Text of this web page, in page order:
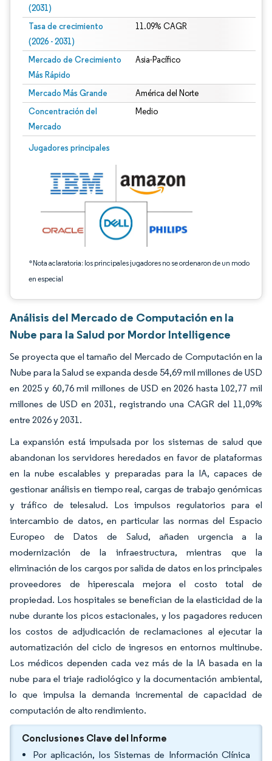
(2031)
Tasa de crecimiento
(2026 - 2031)
11.09% CAGR
Mercado de Crecimiento
Más Rápido
Asia-Pacífico
Mercado Más Grande América del Norte
Concentración del
Mercado
Medio
Jugadores principales
*Nota aclaratoria: los principales jugadores no se ordenaron de un modo
en especial
Imagen © Mordor Intelligence. El uso requiere atribución según CC BY 4.0.
Análisis del Mercado de Computación en la
Nube para la Salud por Mordor Intelligence
Se proyecta que el tamaño del Mercado de Computación en la
Nube para la Salud se expanda desde 54,69 mil millones de USD
en 2025 y 60,76 mil millones de USD en 2026 hasta 102,77 mil
millones de USD en 2031, registrando una CAGR del 11,09%
entre 2026 y 2031.
La expansión está impulsada por los sistemas de salud que
abandonan los servidores heredados en favor de plataformas
en la nube escalables y preparadas para la IA, capaces de
gestionar análisis en tiempo real, cargas de trabajo genómicas
y tráfico de telesalud. Los impulsos regulatorios para el
intercambio de datos, en particular las normas del Espacio
Europeo de Datos de Salud, añaden urgencia a la
modernización de la infraestructura, mientras que la
eliminación de los cargos por salida de datos en los principales
proveedores de hiperescala mejora el costo total de
propiedad. Los hospitales se benefician de la elasticidad de la
nube durante los picos estacionales, y los pagadores reducen
los costos de adjudicación de reclamaciones al ejecutar la
automatización del ciclo de ingresos en entornos multinube.
Los médicos dependen cada vez más de la IA basada en la
nube para el triaje radiológico y la documentación ambiental,
lo que impulsa la demanda incremental de capacidad de
computación de alto rendimiento.
Conclusiones Clave del Informe
Por aplicación, los Sistemas de Información Clínica